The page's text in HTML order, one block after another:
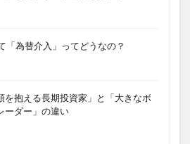
「為替介入」ってどうなの？
を抱える長期投資家」と「大きなボ
ーダー」の違い